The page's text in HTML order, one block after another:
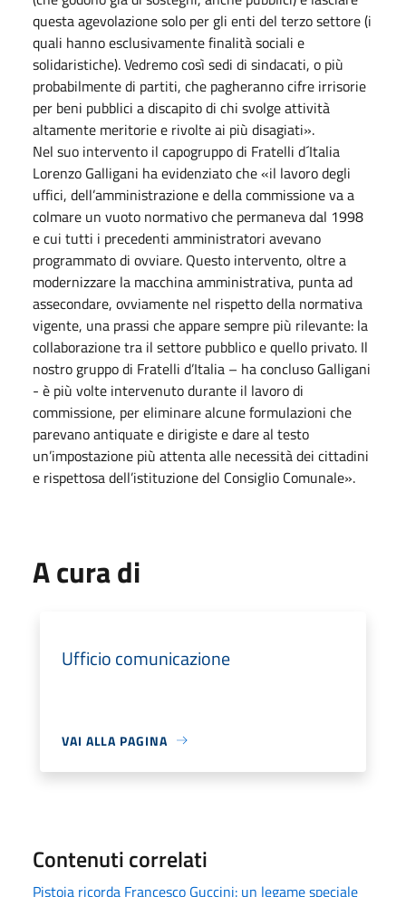
questa agevolazione solo per gli enti del terzo settore (i
quali hanno esclusivamente finalità sociali e
solidaristiche). Vedremo così sedi di sindacati, o più
probabilmente di partiti, che pagheranno cifre irrisorie
per beni pubblici a discapito di chi svolge attività
altamente meritorie e rivolte ai più disagiati».
Nel suo intervento il capogruppo di Fratelli d´Italia
Lorenzo Galligani ha evidenziato che «il lavoro degli
uffici, dell’amministrazione e della commissione va a
colmare un vuoto normativo che permaneva dal 1998
e cui tutti i precedenti amministratori avevano
programmato di ovviare. Questo intervento, oltre a
modernizzare la macchina amministrativa, punta ad
assecondare, ovviamente nel rispetto della normativa
vigente, una prassi che appare sempre più rilevante: la
collaborazione tra il settore pubblico e quello privato. Il
nostro gruppo di Fratelli d’Italia – ha concluso Galligani
- è più volte intervenuto durante il lavoro di
commissione, per eliminare alcune formulazioni che
parevano antiquate e dirigiste e dare al testo
un’impostazione più attenta alle necessità dei cittadini
e rispettosa dell’istituzione del Consiglio Comunale».
A cura di
Ufficio comunicazione
VAI ALLA PAGINA
Contenuti correlati
Pistoia ricorda Francesco Guccini: un legame speciale